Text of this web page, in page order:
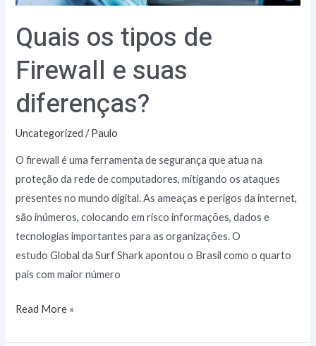
Quais os tipos de
Firewall e suas
diferenças?
Uncategorized /Paulo
O firewall é uma ferramenta de segurança que atua na
proteção da rede de computadores, mitigando os ataques
presentes no mundo digital. As ameaças e perigos da internet,
são inúmeros, colocando em risco informações, dados e
tecnologias importantes para as organizações. O
estudo Global da Surf Shark apontou o Brasil como o quarto
país com maior número
Read More »